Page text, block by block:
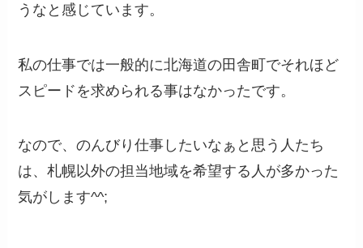
うなと感じています。
私の仕事では一般的に北海道の田舎町でそれほど
スピードを求められる事はなかったです。
なので、のんびり仕事したいなぁと思う人たち
は、札幌以外の担当地域を希望する人が多かった
気がします^^;